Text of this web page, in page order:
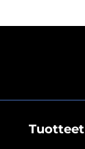
Tuotteet